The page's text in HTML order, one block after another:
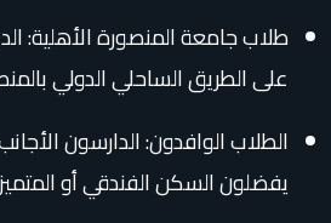
طلاب جامعة المنصورة الأهلية:
على الطريق الساحلي الدولي
الطلاب الوافدون: الدارسون
يفضلون السكن الفندقي أو